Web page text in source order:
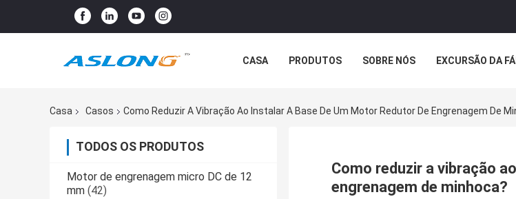
CASA PRODUTOS SOBRE NÓS EXCURSÃO DA
Casa Casos Como Reduzir A Vibração Ao Instalar A Base De Um Motor Redutor De Engrenagem De
TODOS OS PRODUTOS
Motor de engrenagem micro DC de 12
mm (42)
Como reduzir a vibração
engrenagem de minhoca?